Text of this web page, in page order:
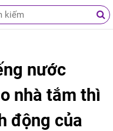
nước
nhà tắm thì
động của